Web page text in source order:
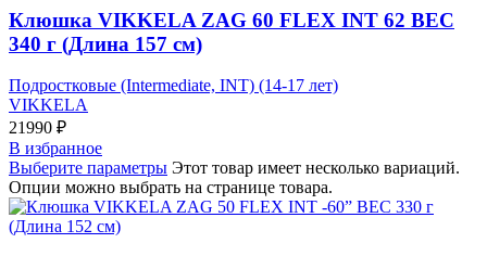
Клюшка VIKKELA ZAG 60 FLEX INT 62 ВЕС
340 г (Длина 157 см)
Подростковые (Intermediate, INT) (14-17 лет)
VIKKELA
21990 ₽
В избранное
Выберите параметры Этот товар имеет несколько вариаций.
Опции можно выбрать на странице товара.